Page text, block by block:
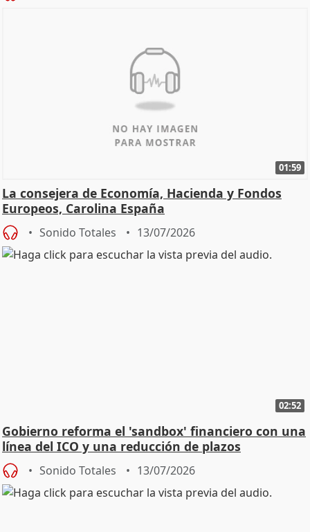
01:59
La consejera de Economía, Hacienda y Fondos
Europeos, Carolina España
Sonido Totales 13/07/2026
02:52
Gobierno reforma el 'sandbox' financiero con una
línea del ICO y una reducción de plazos
Sonido Totales 13/07/2026